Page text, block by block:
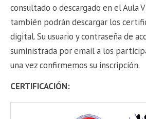
consultado o descargado en el Aula
también podrán descargar los
digital. Su usuario y contraseña de
suministrada por email a los
una vez confirmemos su inscripción.
CERTIFICACIÓN: